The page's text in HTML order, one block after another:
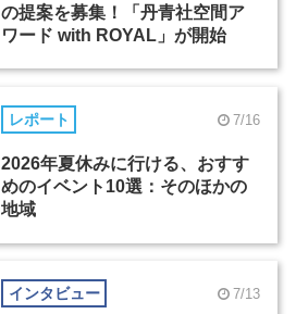
の提案を募集！「丹青社空間ア
ワード with ROYAL」が開始
レポート 7/16
2026年夏休みに行ける、おすす
めのイベント10選：そのほかの
地域
インタビュー 7/13